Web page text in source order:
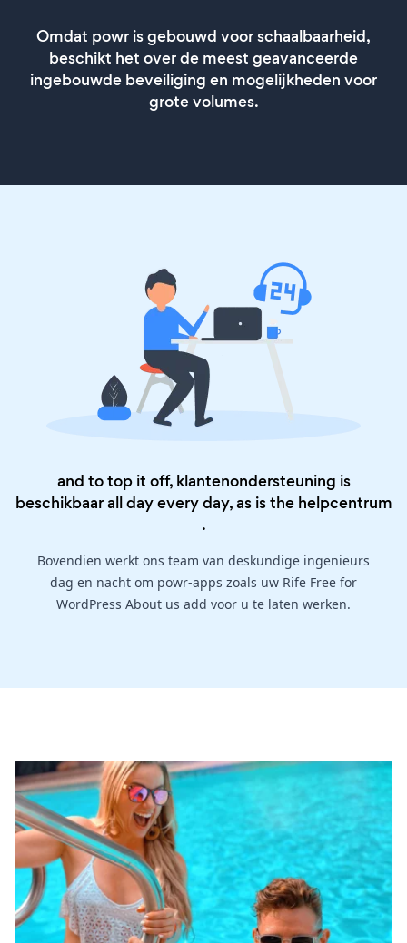
Omdat powr is gebouwd voor schaalbaarheid,
beschikt het over de meest geavanceerde
ingebouwde beveiliging en mogelijkheden voor
grote volumes.
and to top it off, klantenondersteuning is
beschikbaar all day every day, as is the helpcentrum
.
Bovendien werkt ons team van deskundige ingenieurs
dag en nacht om powr-apps zoals uw Rife Free for
WordPress About us add voor u te laten werken.